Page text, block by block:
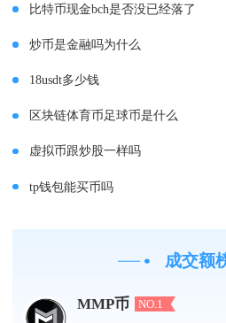
比特币现金bch是否没已经落了
炒币是金融吗为什么
18usdt多少钱
区块链体育币足球币是什么
虚拟币跟炒股一样吗
tp钱包能买币吗
成交额
MMP币 NO.1